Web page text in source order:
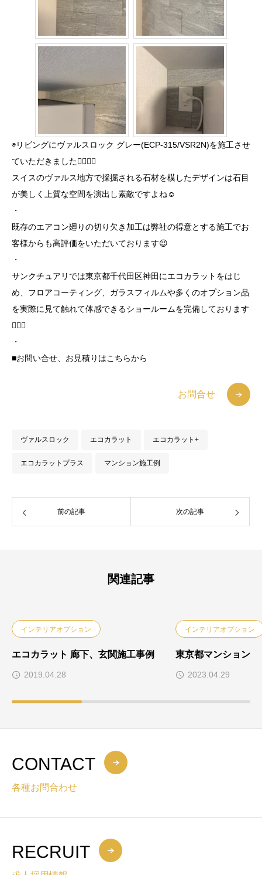
◉リビングにヴァルスロック グレー(ECP-315/VSR2N)を施工させ
ていただきました💁🏻‍♂️✨
スイスのヴァルス地方で採掘される石材を模したデザインは石目
が美しく上質な空間を演出し素敵ですよね☺️
・
既存のエアコン廻りの切り欠き加工は弊社の得意とする施工でお
客様からも高評価をいただいております😉
・
サンクチュアリでは東京都千代田区神田にエコカラットをはじ
め、フロアコーティング、ガラスフィルムや多くのオプション品
を実際に見て触れて体感できるショールームを完備しております
💁‍♀️✨
・
■お問い合せ、お見積りはこちらから
お問合せ
ヴァルスロック エコカラット エコカラット+
エコカラットプラス マンション施工例
前の記事 次の記事
関連記事
インテリアオプション
エコカラット 廊下、玄関施工事例
2019.04.28
インテリアオプション
東京都マンション
2023.04.29
CONTACT
各種お問合わせ
RECRUIT